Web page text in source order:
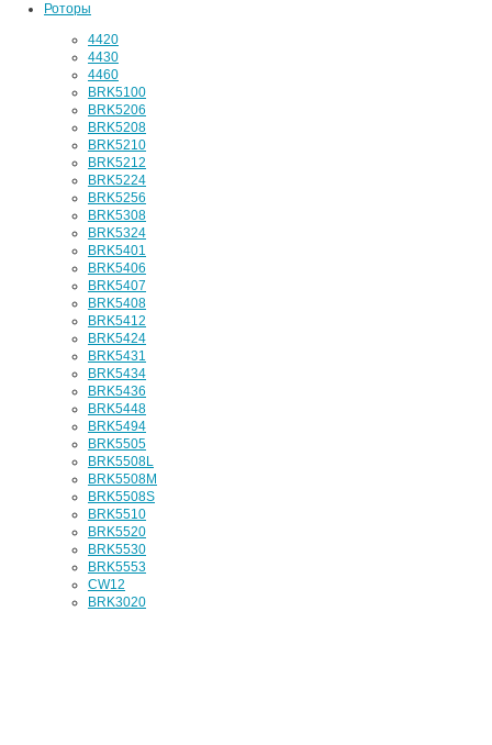
Роторы
4420
4430
4460
BRK5100
BRK5206
BRK5208
BRK5210
BRK5212
BRK5224
BRK5256
BRK5308
BRK5324
BRK5401
BRK5406
BRK5407
BRK5408
BRK5412
BRK5424
BRK5431
BRK5434
BRK5436
BRK5448
BRK5494
BRK5505
BRK5508L
BRK5508M
BRK5508S
BRK5510
BRK5520
BRK5530
BRK5553
CW12
BRK3020